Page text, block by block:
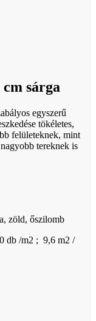
sárga
egyszerű
tökéletes,
felületeknek, mint
tereknek is
zöld, őszilomb
db /m2 ; 9,6 m2 /